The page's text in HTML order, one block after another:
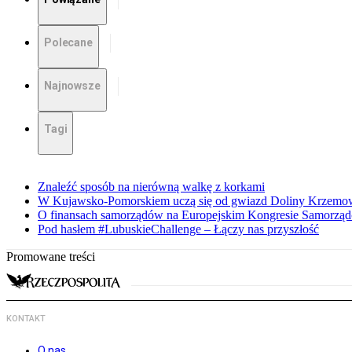
Polecane
Najnowsze
Tagi
Znaleźć sposób na nierówną walkę z korkami
W Kujawsko-Pomorskiem uczą się od gwiazd Doliny
O finansach samorządów na Europejskim Kongresie
Pod hasłem #LubuskieChallenge – Łączy nas przyszłość
Promowane treści
KONTAKT